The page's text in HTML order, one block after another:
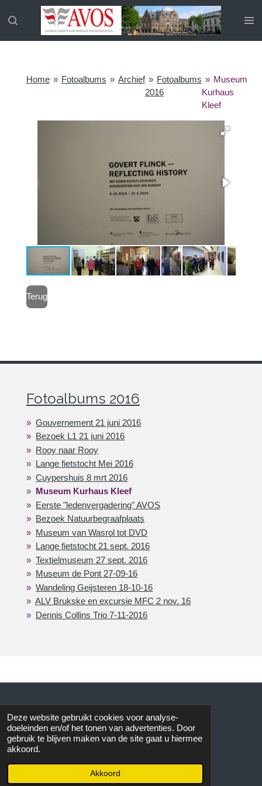
Deze website gebruikt cookies voor analyse-
doeleinden en/of het tonen van advertenties. Door
gebruik te blijven maken van de site gaat u hiermee
akkoord.
Akkoord
direct
Home » Fotoalbums » Archief » Fotoalbums
2016
» Museum
Kurhaus
Kleef
Terug
Fotoalbums 2016
Gouvernement 21 juni 2016
Bezoek L1 21 juni 2016
Rooy naar Rooy
Lange fietstocht Mei 2016
Cuypershuis 8 mrt 2016
Museum Kurhaus Kleef
Eerste "ledenvergadering" AVOS
Bezoek Natuurbegraafplaats
Museum van Wasrol tot DVD
Lange fietstocht 21 sept. 2016
Textielmuseum 27 sept. 2016
Museum de Pont 27-09-16
Wandeling Geijsteren 18-10-16
ALV Brukske en excursie MFC 2 nov. 16
Dennis Collins Trio 7-11-2016
© 2015 AVOS